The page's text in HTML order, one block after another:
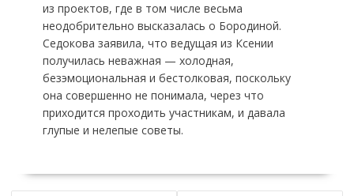
из проектов, где в том числе весьма
неодобрительно высказалась о Бородиной.
Седокова заявила, что ведущая из Ксении
получилась неважная — холодная,
безэмоциональная и бестолковая, поскольку
она совершенно не понимала, через что
приходится проходить участникам, и давала
глупые и нелепые советы.